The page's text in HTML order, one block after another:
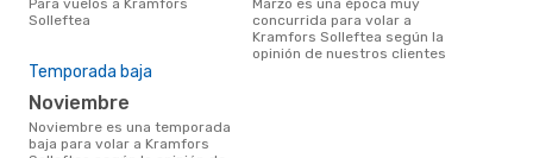
Para vuelos a Kramfors
Solleftea
marzo es una época muy
concurrida para volar a
Kramfors Solleftea según la
opinión de nuestros clientes
Temporada baja
noviembre
noviembre es una temporada
baja para volar a Kramfors